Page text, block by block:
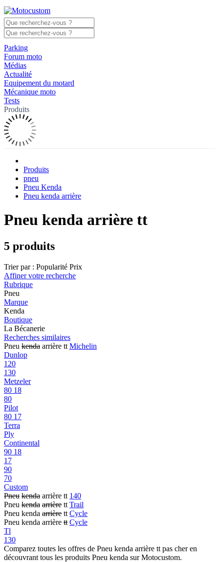
Parking
Forum moto
Médias
Actualité
Equipement du motard
Mécanique moto
Tests
Produits
Produits
pneu
Pneu Kenda
Pneu kenda arrière
Pneu kenda arrière tt
5 produits
Trier par : Popularité Prix
Affiner votre recherche
Rubrique
Pneu
Marque
Kenda
Boutique
La Bécanerie
Recherches similaires
Pneu kenda arrière tt Michelin
Dunlop
120
130
Metzeler
80 18
80
Pilot
80 17
Terra
Ply
Continental
90 18
17
90
70
Custom
Pneu kenda arrière tt 140
Pneu kenda arrière tt Trail
Pneu kenda arrière tt Cycle
Pneu kenda arrière tt Cycle
Tl
130
Comparez toutes les offres de Pneu kenda arrière tt pas cher en
découvrant tous les produits Pneu kenda sur Motocustom.